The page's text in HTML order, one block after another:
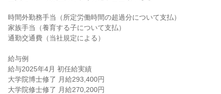
時間外勤務手当（所定労働時間の超過分について支払）
家族手当（養育する子について支払）
通勤交通費（当社規定による）
給与例
給与2025年4月 初任給実績
大学院博士修了 月給293,400円
大学院修士修了 月給270,200円